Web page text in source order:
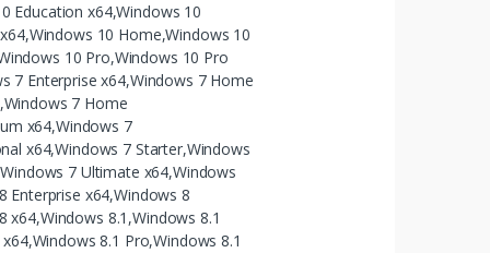
Education x64,Windows 10
10 Home,Windows 10
10 Pro,Windows 10 Pro
7 Enterprise x64,Windows 7 Home
7 Home
x64,Windows 7
x64,Windows 7 Starter,Windows
7 Ultimate x64,Windows
Enterprise x64,Windows 8
8.1,Windows 8.1
8.1 Pro,Windows 8.1